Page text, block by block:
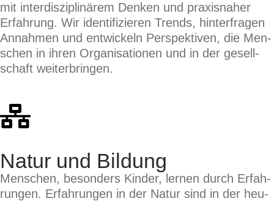
mit inter­dis­zi­pli­nä­rem Den­ken und pra­xis­na­her
Erfah­rung. Wir iden­ti­fi­zie­ren Trends, hin­ter­fra­gen
Annah­men und ent­wickeln Per­spek­ti­ven, die Men­
schen in ihren Orga­ni­sa­tio­nen und in der gesell­
schaft wei­ter­brin­gen.
Natur und Bildung
Men­schen, beson­ders Kin­der, ler­nen durch Erfah­
run­gen. Erfah­run­gen in der Natur sind in der heu­